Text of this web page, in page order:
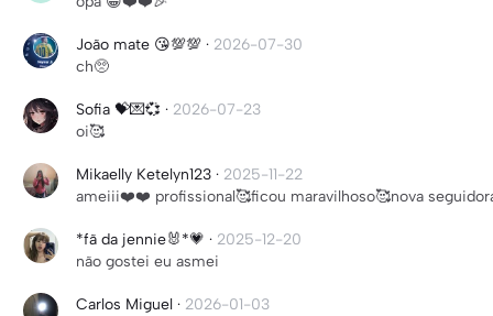
João mate 😘💯💯 · 2026-07-30
ch🥺
Sofia 💝💌💞 · 2026-07-23
oi🥰
Mikaelly Ketelyn123 · 2025-11-22
ameiii❤️❤️ profissional🥰ficou maravilhoso🥰nova
*fã da jennie🐰*💗 · 2025-12-20
não gostei eu asmei
Carlos Miguel · 2026-01-03